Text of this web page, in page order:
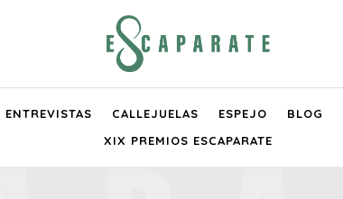
ENTREVISTAS CALLEJUELAS ESPEJO BLOG
XIX PREMIOS ESCAPARATE